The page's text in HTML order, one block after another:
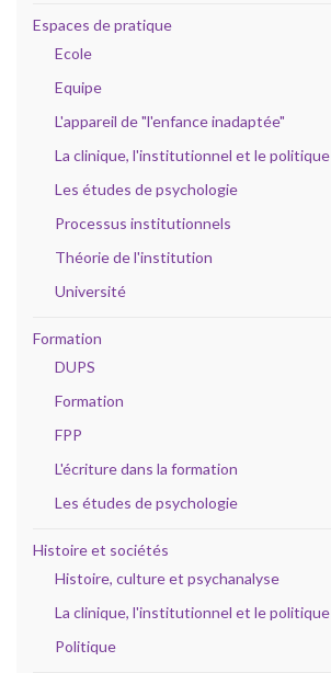
Espaces de pratique
Ecole
Equipe
L'appareil de "l'enfance inadaptée"
La clinique, l'institutionnel et le politique
Les études de psychologie
Processus institutionnels
Théorie de l'institution
Université
Formation
DUPS
Formation
FPP
L'écriture dans la formation
Les études de psychologie
Histoire et sociétés
Histoire, culture et psychanalyse
La clinique, l'institutionnel et le politique
Politique